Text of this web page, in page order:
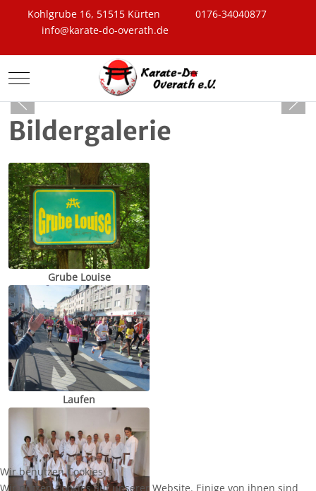
Kohlgrube 16, 51515 Kürten
0176-34040877
info@karate-do-overath.de
Mobile Menu Toggle
Bildergalerie
Grube Louise
Laufen
Wir benutzen Cookies
Wir nutzen Cookies auf unserer Website. Einige von ihnen sind